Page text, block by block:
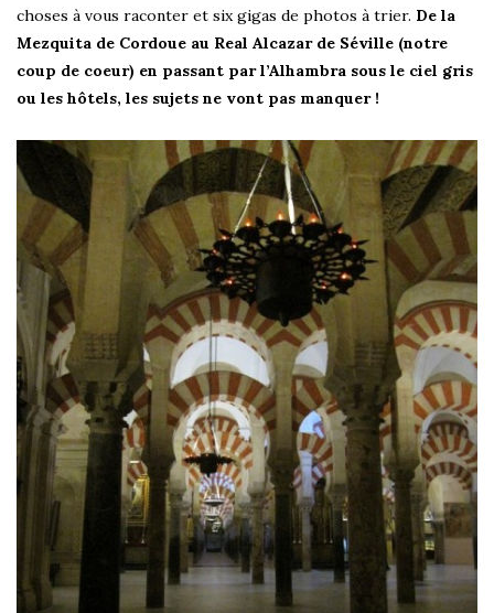
choses à vous raconter et six gigas de photos à trier. De la
Mezquita de Cordoue au Real Alcazar de Séville (notre
coup de coeur) en passant par l’Alhambra sous le ciel gris
ou les hôtels, les sujets ne vont pas manquer !